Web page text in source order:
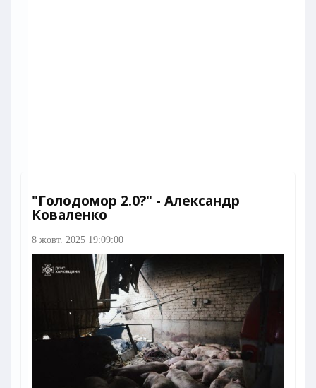
"Голодомор 2.0?" - Александр
Коваленко
8 жовт. 2025 19:09:00